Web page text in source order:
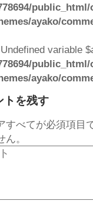
ayako/
variable
ayako/
トを残す
すべてが必須項目
。